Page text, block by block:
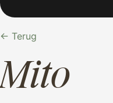
← Terug
Mito